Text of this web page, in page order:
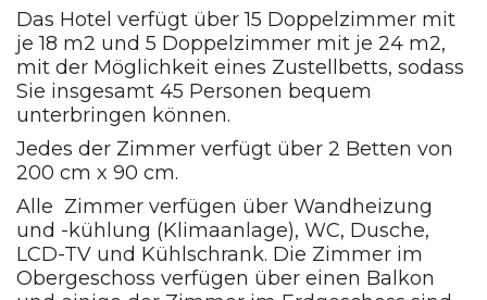
Das Hotel verfügt über 15 Doppelzimmer mit
je 18 m2 und 5 Doppelzimmer mit je 24 m2,
mit der Möglichkeit eines Zustellbetts, sodass
Sie insgesamt 45 Personen bequem
unterbringen können.
Jedes der Zimmer verfügt über 2 Betten von
200 cm x 90 cm.
Alle Zimmer verfügen über Wandheizung
und -kühlung (Klimaanlage), WC, Dusche,
LCD-TV und Kühlschrank. Die Zimmer im
Obergeschoss verfügen über einen Balkon